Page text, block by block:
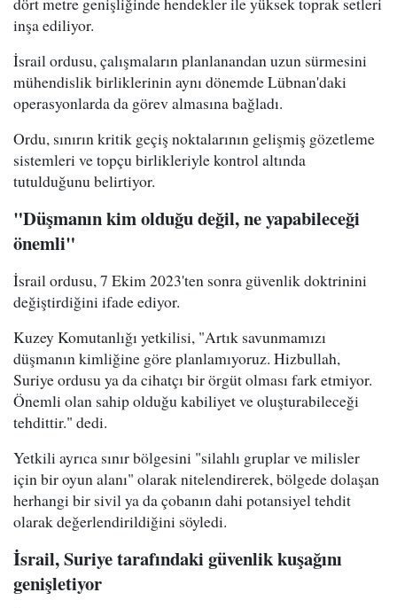
inşa ediliyor.
İsrail ordusu, çalışmaların planlanandan uzun sürmesini
mühendislik birliklerinin aynı dönemde Lübnan'daki
operasyonlarda da görev almasına bağladı.
Ordu, sınırın kritik geçiş noktalarının gelişmiş gözetleme
sistemleri ve topçu birlikleriyle kontrol altında
tutulduğunu belirtiyor.
"Düşmanın kim olduğu değil, ne yapabileceği
önemli"
İsrail ordusu, 7 Ekim 2023'ten sonra güvenlik doktrinini
değiştirdiğini ifade ediyor.
Kuzey Komutanlığı yetkilisi, "Artık savunmamızı
düşmanın kimliğine göre planlamıyoruz. Hizbullah,
Suriye ordusu ya da cihatçı bir örgüt olması fark etmiyor.
Önemli olan sahip olduğu kabiliyet ve oluşturabileceği
tehdittir." dedi.
Yetkili ayrıca sınır bölgesini "silahlı gruplar ve milisler
için bir oyun alanı" olarak nitelendirerek, bölgede dolaşan
herhangi bir sivil ya da çobanın dahi potansiyel tehdit
olarak değerlendirildiğini söyledi.
İsrail, Suriye tarafındaki güvenlik kuşağını
genişletiyor